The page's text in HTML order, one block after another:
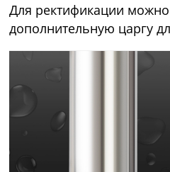
Для ректификации можно
дополнительную царгу